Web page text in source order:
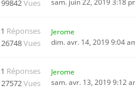
99842Vues
sam. juin 22, 2019 3:18
1 Réponses
26748Vues
Jerome
dim. avr. 14, 2019 9:04
1 Réponses
27572Vues
Jerome
sam. avr. 13, 2019 9:12